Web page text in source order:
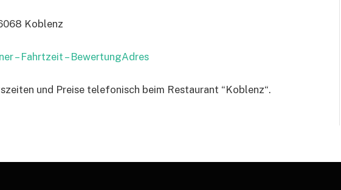
Koblenz
– Fahrtzeit – BewertungAdres
und Preise telefonisch beim Restaurant “Koblenz“.